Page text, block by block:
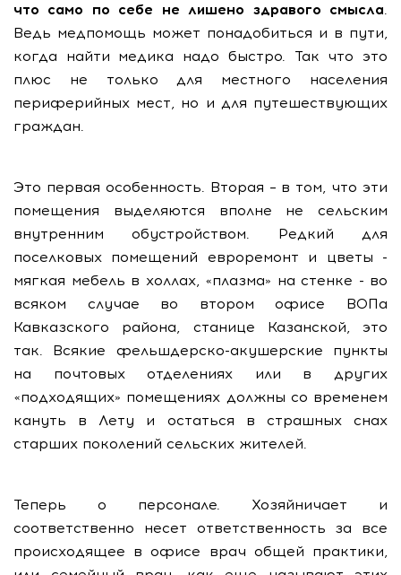
что само по себе не лишено здравого смысла.
Ведь медпомощь может понадобиться и в пути,
когда найти медика надо быстро. Так что это
плюс не только для местного населения
периферийных мест, но и для путешествующих
граждан.
Это первая особенность. Вторая – в том, что эти
помещения выделяются вполне не сельским
внутренним обустройством. Редкий для
поселковых помещений евроремонт и цветы -
мягкая мебель в холлах, «плазма» на стенке - во
всяком случае во втором офисе ВОПа
Кавказского района, станице Казанской, это
так. Всякие фельшдерско-акушерские пункты
на почтовых отделениях или в других
«подходящих» помещениях должны со временем
кануть в Лету и остаться в страшных снах
старших поколений сельских жителей.
Теперь о персонале. Хозяйничает и
соответственно несет ответственность за все
происходящее в офисе врач общей практики,